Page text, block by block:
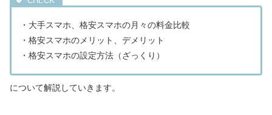
・大手スマホ、格安スマホの月々の料金比較
・格安スマホのメリット、デメリット
・格安スマホの設定方法（ざっくり）
について解説していきます。